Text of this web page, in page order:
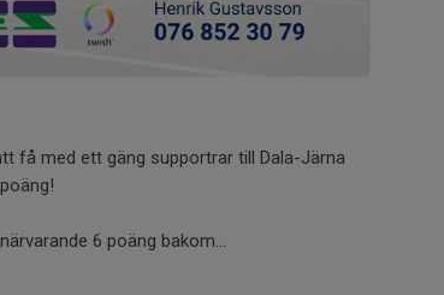
få med ett gäng supportrar till Dala-Järna
6 poäng bakom...